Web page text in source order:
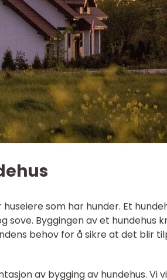
som har hunder. Et
sove. Byggingen av et hundehus
behov for å sikre at det blir
av bygging av hundehus. Vi